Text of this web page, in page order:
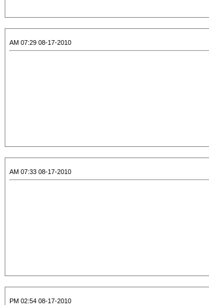
08-17-2010 07:29 AM
08-17-2010 07:33 AM
08-17-2010 02:54 PM